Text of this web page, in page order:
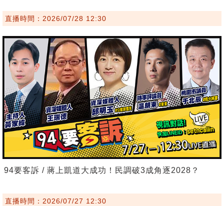
直播時間：2026/07/28 12:30
94要客訴 / 蔣上凱道大成功！民調破3成角逐2028？
直播時間：2026/07/27 12:30